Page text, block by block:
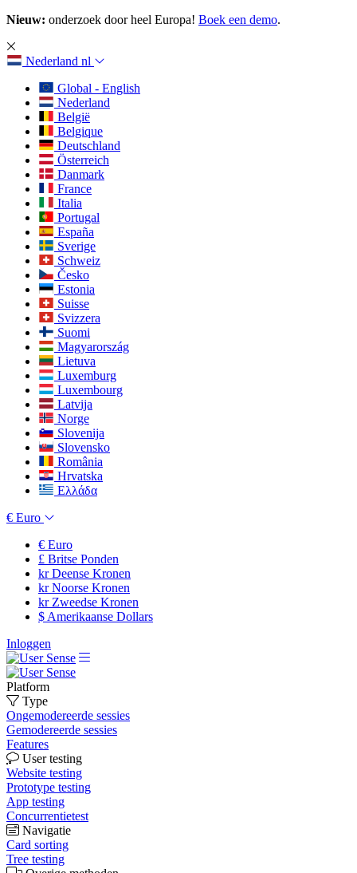
Nieuw: onderzoek door heel Europa! Boek een demo.
Nederland nl
Global - English
Nederland
België
Belgique
Deutschland
Österreich
Danmark
France
Italia
Portugal
España
Sverige
Schweiz
Česko
Estonia
Suisse
Svizzera
Suomi
Magyarország
Lietuva
Luxemburg
Luxembourg
Latvija
Norge
Slovenija
Slovensko
România
Hrvatska
Ελλάδα
€ Euro
€ Euro
£ Britse Ponden
krDeense Kronen
krNoorse Kronen
krZweedse Kronen
$ Amerikaanse Dollars
Inloggen
Platform
Type
Ongemodereerde sessies
Gemodereerde sessies
Features
User testing
Website testing
Prototype testing
App testing
Concurrentietest
Navigatie
Card sorting
Tree testing